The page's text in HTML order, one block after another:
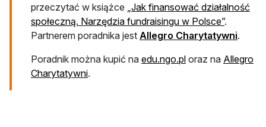
przeczytać w książce „Jak finansować działalność
społeczną. Narzędzia fundraisingu w Polsce”otwiera
.
Partnerem poradnika jest Allegro Charytatywni.
Poradnik można kupić na edu.ngo.plotwiera się w
oraz na Allegro
Charytatywniotwiera się w nowej karcie
.